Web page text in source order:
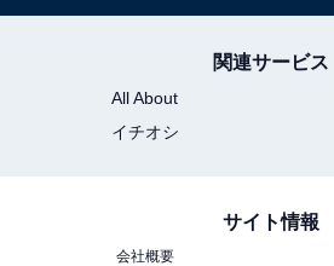
関連サービス
All About
イチオシ
サイト情報
会社概要